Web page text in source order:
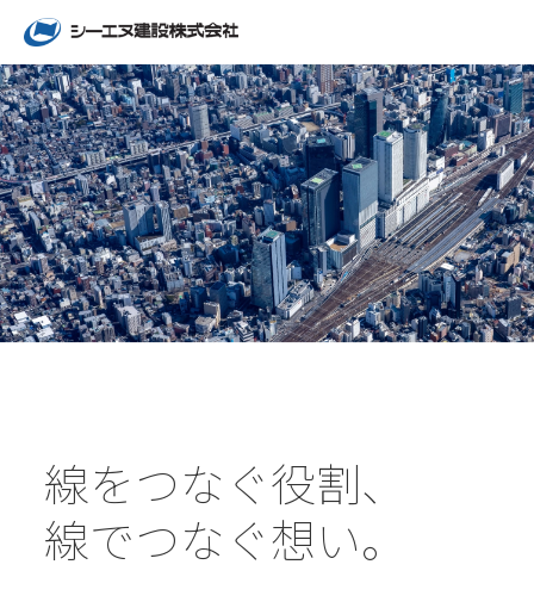
線をつなぐ役割、
線でつなぐ想い。